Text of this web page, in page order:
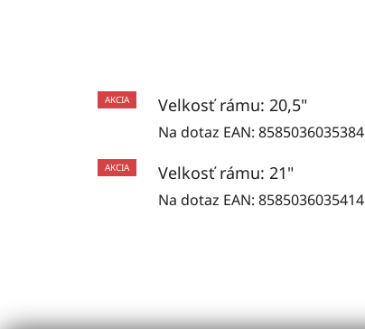
AKCIA Velkosť rámu: 20,5"
Na dotaz EAN: 8585036035384
AKCIA Velkosť rámu: 21"
Na dotaz EAN: 8585036035414